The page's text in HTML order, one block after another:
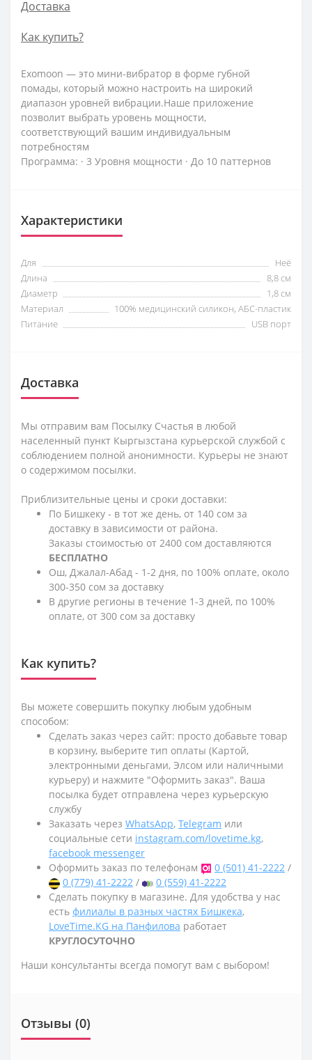
Доставка
Как купить?
Exomoon — это мини-вибратор в форме губной
помады, который можно настроить на широкий
диапазон уровней вибрации.Наше приложение
позволит выбрать уровень мощности,
соответствующий вашим индивидуальным
потребностям
Программа: · 3 Уровня мощности · До 10 паттернов
Характеристики
Для
Неё
Длина
8,8 см
Диаметр
1,8 см
Материал
100% медицинский силикон, АБС-пластик
Питание
USB порт
Доставка
Мы отправим вам Посылку Счастья в любой
населенный пункт Кыргызстана курьерской службой с
соблюдением полной анонимности. Курьеры не знают
о содержимом посылки.
Приблизительные цены и сроки доставки:
По Бишкеку - в тот же день, от 140 сом за
доставку в зависимости от района.
Заказы стоимостью от 2400 сом доставляются
БЕСПЛАТНО
Ош, Джалал-Абад - 1-2 дня, по 100% оплате, около
300-350 сом за доставку
В другие регионы в течение 1-3 дней, по 100%
оплате, от 300 сом за доставку
Как купить?
Вы можете совершить покупку любым удобным
способом:
Сделать заказ через сайт: просто добавьте товар
в корзину, выберите тип оплаты (Картой,
электронными деньгами, Элсом или наличными
курьеру) и нажмите "Оформить заказ". Ваша
посылка будет отправлена через курьерскую
службу
Заказать через WhatsApp, Telegram или
социальные сети instagram.com/lovetime.kg,
facebook messenger
Оформить заказ по телефонам
0 (501) 41-2222 /
0 (779) 41-2222 /
0 (559) 41-2222
Сделать покупку в магазине. Для удобства у нас
есть филиалы в разных частях Бишкека,
LoveTime.KG на Панфилова работает
КРУГЛОСУТОЧНО
Наши консультанты всегда помогут вам с выбором!
Отзывы (0)